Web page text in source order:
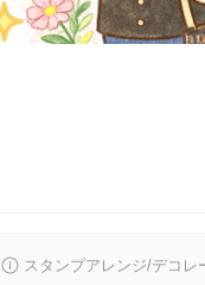
スタンプアレンジ/デコレ